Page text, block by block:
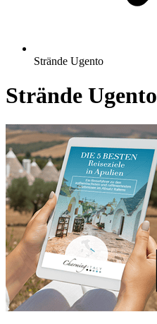
Strände Ugento
Strände Ugento